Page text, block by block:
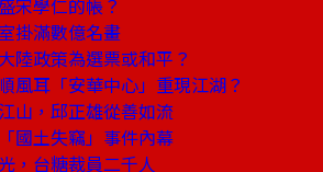
宋學仁的帳？
掛滿數億名畫
陸政策為選票或和平？
風耳「安華中心」重現江湖？
山，邱正雄從善如流
國土失竊」事件內幕
，台糖裁員二千人